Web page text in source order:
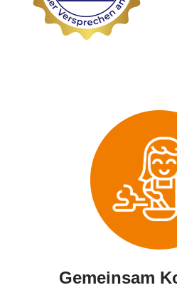
Gemeinsam